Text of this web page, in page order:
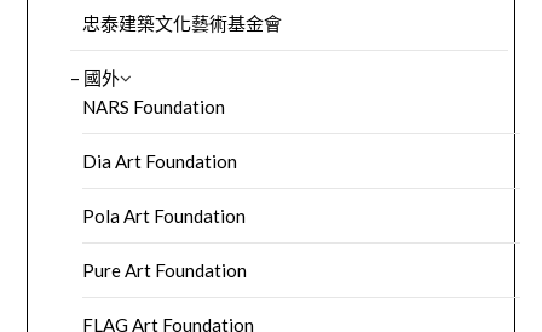
忠泰建築文化藝術基金會
– 國外
NARS Foundation
Dia Art Foundation
Pola Art Foundation
Pure Art Foundation
FLAG Art Foundation